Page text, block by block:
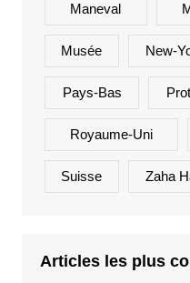
Maneval
Musée New-
Pays-Bas
Royaume-Uni
Suisse Zaha
Articles les plus